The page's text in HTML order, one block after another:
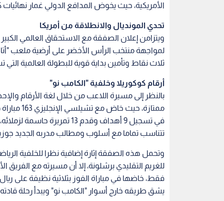
الأمريكية، حيث يخوض المدافع الدولي غمار نهائيات كأس
تحدي المونديال والانطلاقة من أمريكا
ويتزامن إعلان الصفقة مع الاستحقاق العالمي
لمواجهة منتخب الرأس الأخضر على أرضية ملعب
ثلاث نقاط وتأمين بداية قوية للبطولة العالمية
أرقام كوكوريلا وخلفية "الكامب نو"
بالنظر إلى مسيرة اللاعب من خلال لغة الأرقام
ممتازة،
في تسجيل 9 أهداف وقدم 13
تتناسب تماما مع أسلوب ومطالب مدربه الجديد
وتحمل هذه الصفقة إثارة إضافية نظرا للخلفية
يشق طريقه خارج أسوار "الكامب نو" ويبدأ رحلة قادته